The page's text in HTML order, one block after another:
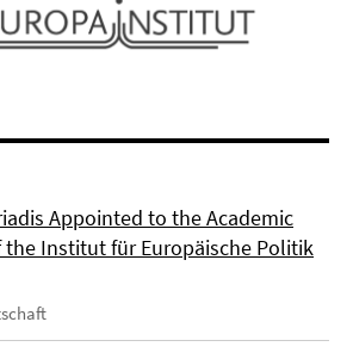
Appointed to the Academic
the Institut für Europäische Politik